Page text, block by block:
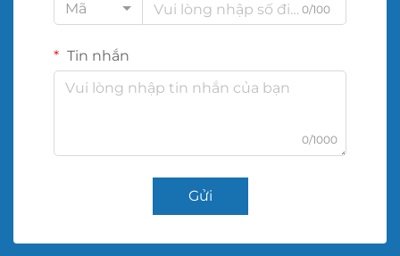
Mã
0/100
Tin nhắn
0/1000
Gửi